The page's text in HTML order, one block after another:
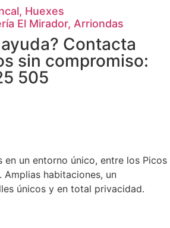
Huexes
El Mirador, Arriondas
Contacta
sin compromiso:
505
en un entorno único, entre los Picos
Amplias habitaciones, un
únicos y en total privacidad.